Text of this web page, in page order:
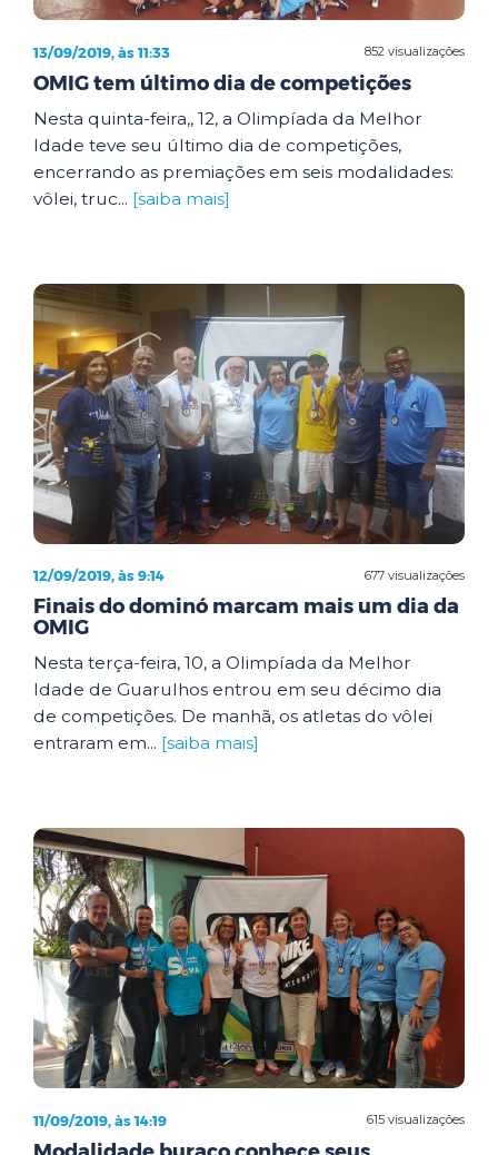
852 visualizações
13/09/2019, às 11:33
OMIG tem último dia de competições
Nesta quinta-feira,, 12, a Olimpíada da Melhor
Idade teve seu último dia de competições,
encerrando as premiações em seis modalidades:
vôlei, truc... [saiba mais]
677 visualizações
12/09/2019, às 9:14
Finais do dominó marcam mais um dia da
OMIG
Nesta terça-feira, 10, a Olimpíada da Melhor
Idade de Guarulhos entrou em seu décimo dia
de competições. De manhã, os atletas do vôlei
entraram em... [saiba mais]
615 visualizações
11/09/2019, às 14:19